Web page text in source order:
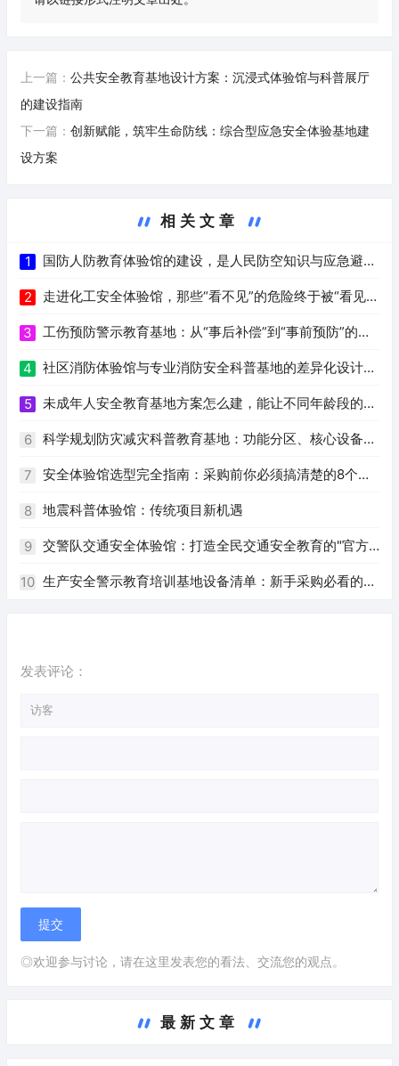
上一篇： 公共安全教育基地设计方案：沉浸式体验馆与科普展厅
的建设指南
下一篇： 创新赋能，筑牢生命防线：综合型应急安全体验基地建
设方案
相关文章
1 国防人防教育体验馆的建设，是人民防空知识与应急避险
技能教育实践
2 走进化工安全体验馆，那些“看不见”的危险终于被“看见”
了
3 工伤预防警示教育基地：从“事后补偿”到“事前预防”的安
全治理转型
4 社区消防体验馆与专业消防安全科普基地的差异化设计思
路
5 未成年人安全教育基地方案怎么建，能让不同年龄段的孩
子学到真技能
6 科学规划防灾减灾科普教育基地：功能分区、核心设备与
建设要点
7 安全体验馆选型完全指南：采购前你必须搞清楚的8个问
题
8 地震科普体验馆：传统项目新机遇
9 交警队交通安全体验馆：打造全民交通安全教育的"官方
阵地"
10 生产安全警示教育培训基地设备清单：新手采购必看的完
发表评论：
◎欢迎参与讨论，请在这里发表您的看法、交流您的观点。
最新文章